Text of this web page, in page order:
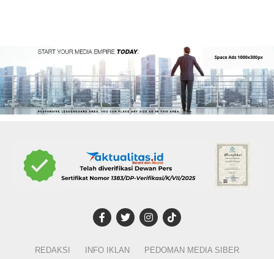
REDAKSI INFO IKLAN
PEDOMAN MEDIA SIBER